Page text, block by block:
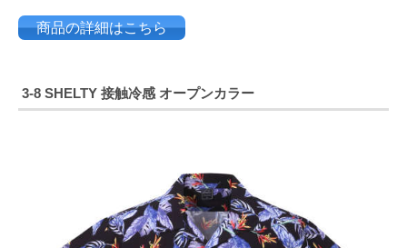
商品の詳細はこちら
3-8 SHELTY 接触冷感 オープンカラー